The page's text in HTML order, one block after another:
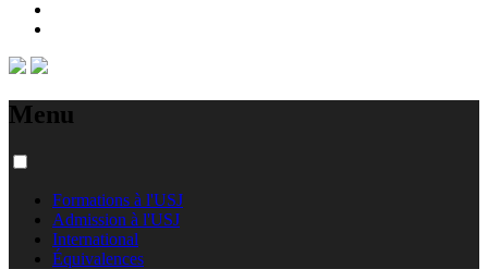
Menu
Formations à l'USJ
Admission à l'USJ
International
Équivalences